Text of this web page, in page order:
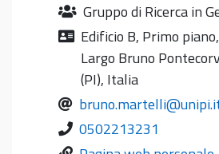
Gruppo di Ricerca in
Edificio B, Primo piano,
Largo Bruno
(PI), Italia
0502213231